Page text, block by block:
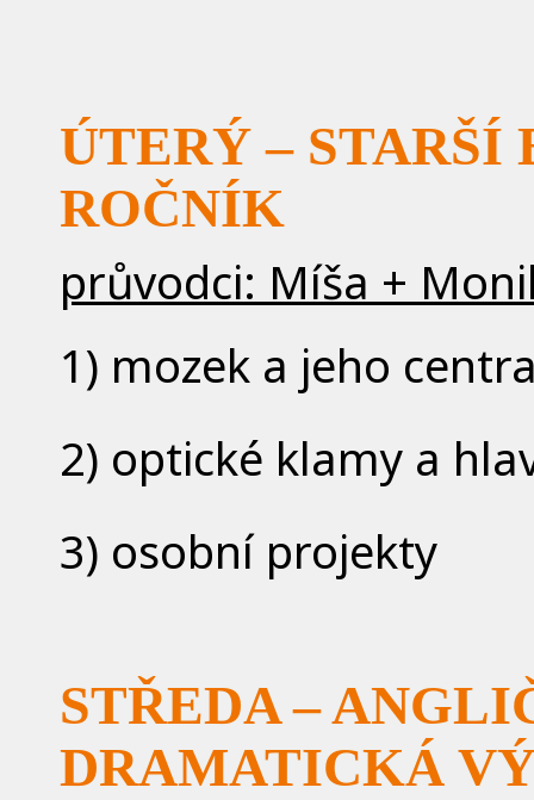
ÚTERÝ – STARŠÍ
ROČNÍK
průvodci: Míša +
1) mozek a jeho
2) optické klamy a
3) osobní projekty
STŘEDA –
DRAMATICKÁ